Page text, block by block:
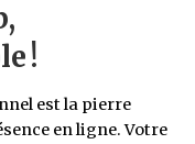
!
est la pierre
en ligne. Votre